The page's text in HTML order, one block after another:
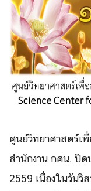
ศูนย์วิทยาศาสตร์เ
สำนักงาน กศน. ปิ
2559 เนื่องในวันวิ